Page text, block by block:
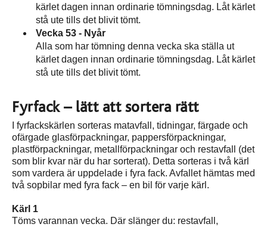
kärlet dagen innan ordinarie tömningsdag. Låt kärlet
stå ute tills det blivit tömt.
Vecka 53 - Nyår
Alla som har tömning denna vecka ska ställa ut
kärlet dagen innan ordinarie tömningsdag. Låt kärlet
stå ute tills det blivit tömt.
Fyrfack – lätt att sortera rätt
I fyrfackskärlen sorteras matavfall, tidningar, färgade och
ofärgade glasförpackningar, pappersförpackningar,
plastförpackningar, metallförpackningar och restavfall (det
som blir kvar när du har sorterat). Detta sorteras i två kärl
som vardera är uppdelade i fyra fack. Avfallet hämtas med
två sopbilar med fyra fack – en bil för varje kärl.
Kärl 1
Töms varannan vecka. Där slänger du: restavfall,